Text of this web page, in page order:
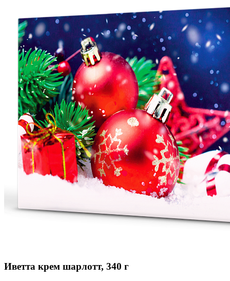
Иветта крем шарлотт, 340 г